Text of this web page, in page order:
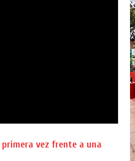
primera vez frente a una